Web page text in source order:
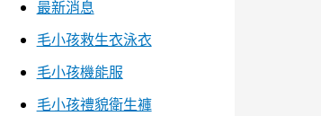
最新消息
毛小孩救生衣泳衣
毛小孩機能服
毛小孩禮貌衛生褲